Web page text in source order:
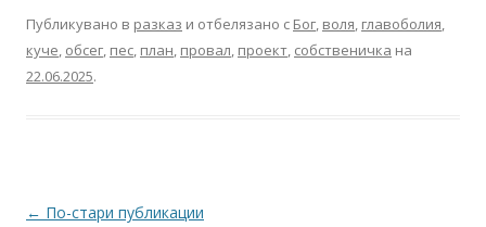
Публикувано в разказ и отбелязано с Бог, воля, главоболия,
куче, обсег, пес, план, провал, проект, собственичка на
22.06.2025.
Навигация
← По-стари публикации